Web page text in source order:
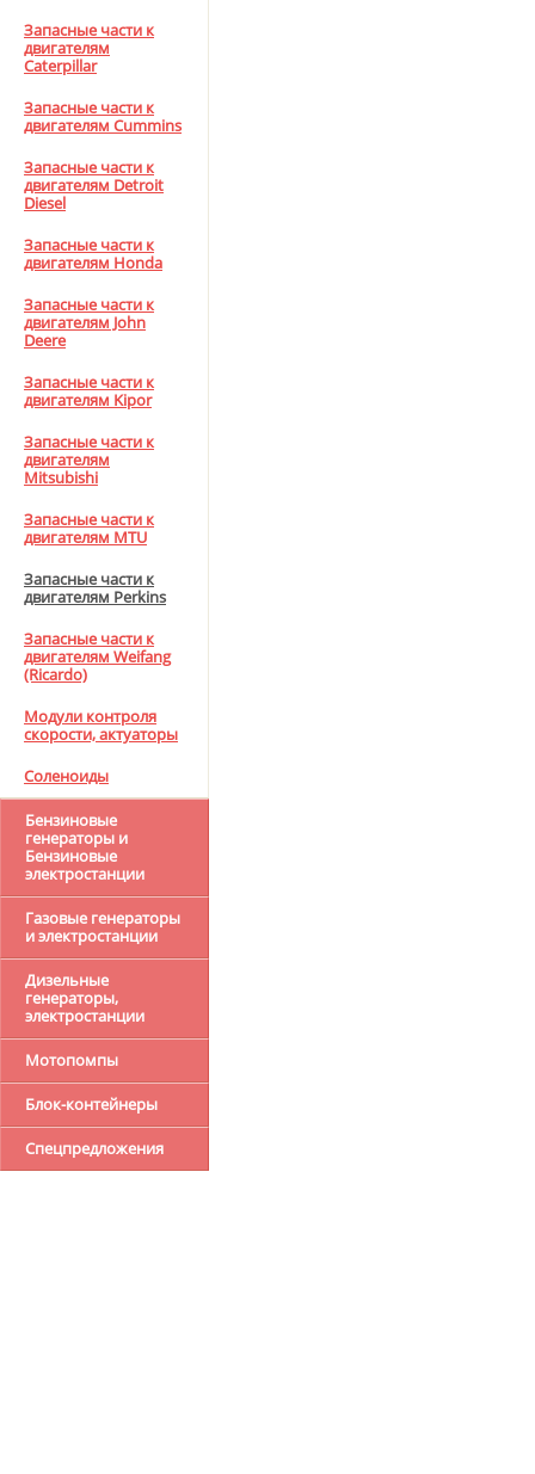
Запасные части к
двигателям
Caterpillar
Запасные части к
двигателям Cummins
Запасные части к
двигателям Detroit
Diesel
Запасные части к
двигателям Honda
Запасные части к
двигателям John
Deere
Запасные части к
двигателям Kipor
Запасные части к
двигателям
Mitsubishi
Запасные части к
двигателям MTU
Запасные части к
двигателям Perkins
Запасные части к
двигателям Weifang
(Ricardo)
Модули контроля
скорости, актуаторы
Соленоиды
Бензиновые
генераторы и
Бензиновые
электростанции
Газовые генераторы
и электростанции
Дизельные
генераторы,
электростанции
Мотопомпы
Блок-контейнеры
Спецпредложения